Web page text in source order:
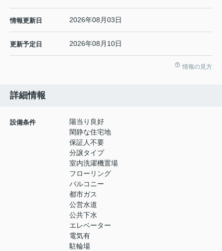
情報更新日 2026年08月03日
更新予定日 2026年08月10日
情報の見方
詳細情報
設備条件
陽当り良好
閑静な住宅地
保証人不要
分譲タイプ
室内洗濯機置場
フローリング
バルコニー
都市ガス
公営水道
公共下水
エレベーター
電気有
駐輪場